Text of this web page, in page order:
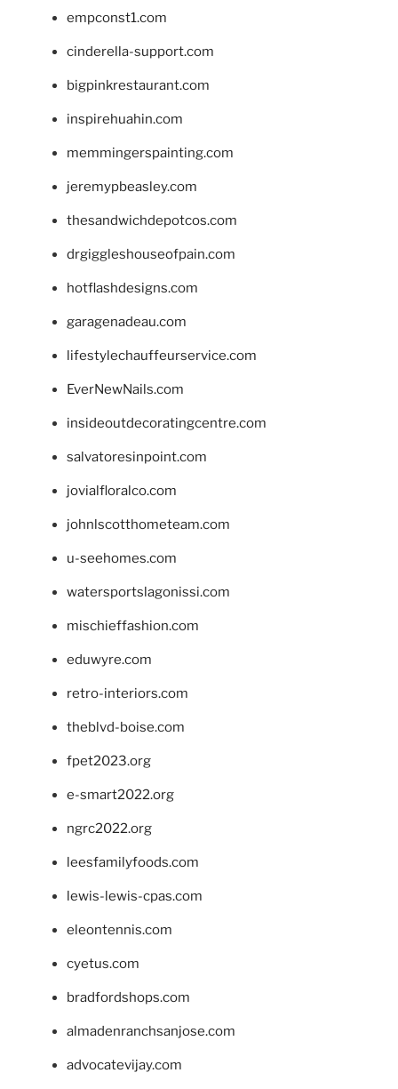
empconst1.com
cinderella-support.com
bigpinkrestaurant.com
inspirehuahin.com
memmingerspainting.com
jeremypbeasley.com
thesandwichdepotcos.com
drgiggleshouseofpain.com
hotflashdesigns.com
garagenadeau.com
lifestylechauffeurservice.com
EverNewNails.com
insideoutdecoratingcentre.com
salvatoresinpoint.com
jovialfloralco.com
johnlscotthometeam.com
u-seehomes.com
watersportslagonissi.com
mischieffashion.com
eduwyre.com
retro-interiors.com
theblvd-boise.com
fpet2023.org
e-smart2022.org
ngrc2022.org
leesfamilyfoods.com
lewis-lewis-cpas.com
eleontennis.com
cyetus.com
bradfordshops.com
almadenranchsanjose.com
advocatevijay.com